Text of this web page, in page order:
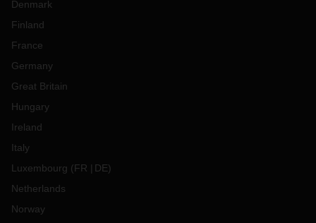
Denmark
Finland
France
Germany
Great Britain
Hungary
Ireland
Italy
Luxembourg (FR DE)
Netherlands
Norway